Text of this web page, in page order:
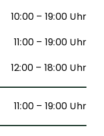
10:00 – 19:00 Uhr
11:00 – 19:00 Uhr
12:00 – 18:00 Uhr
11:00 – 19:00 Uhr